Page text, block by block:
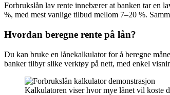
Forbrukslån lav rente innebærer at banken tar en
%, med mest vanlige tilbud mellom 7–20 %.
Hvordan beregne rente på lån?
Du kan bruke en lånekalkulator for å beregne
banker tilbyr slike verktøy på nett, med enkel
Kalkulatoren viser hvor mye lånet vil koste